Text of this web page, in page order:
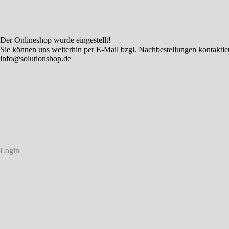
Der Onlineshop wurde eingestellt!
Sie können uns weiterhin per E-Mail bzgl. Nachbestellungen
info@solutionshop.de
Login